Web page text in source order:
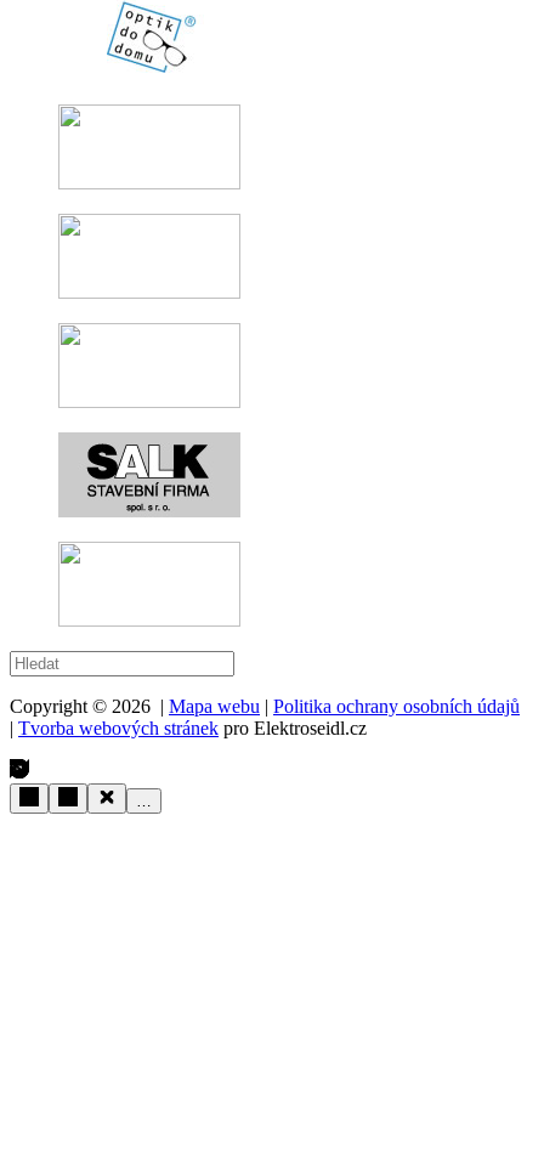
Copyright © 2026 | Mapa webu | Politika ochrany osobních údajů
| Tvorba webových stránek pro Elektroseidl.cz